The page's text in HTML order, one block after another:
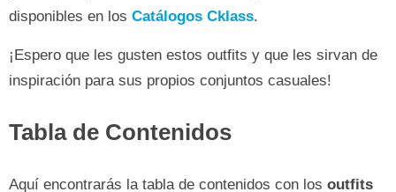
disponibles en los Catálogos Cklass.
¡Espero que les gusten estos outfits y que les sirvan de
inspiración para sus propios conjuntos casuales!
Tabla de Contenidos
Aquí encontrarás la tabla de contenidos con los outfits